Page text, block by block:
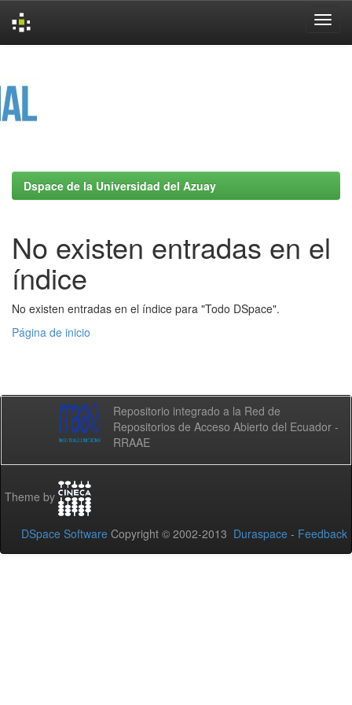
Dspace de la Universidad del Azuay
No existen entradas en el
índice
No existen entradas en el índice para "Todo DSpace".
Página de inicio
Repositorio integrado a la Red de
Repositorios de Acceso Abierto del Ecuador -
RRAAE
Theme by
DSpace Software Copyright © 2002-2013 Duraspace - Feedback